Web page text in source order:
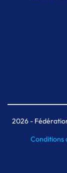
2026-
Conditions